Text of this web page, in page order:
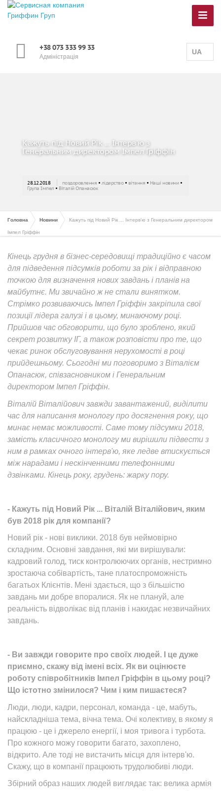
UA
+38 073 333 99 33
Адміністрація
Кажуть під Новий Рік ... Інтерв'ю з
Генеральним директором Імпел Гріффін
28.12.2018 поздоровлення • лідерство• вітання • Наші новини•
Група Імпел • Віталій Опанасюк
Головна Новини Кажуть під Новий Рік ... Інтерв'ю з Генеральним директором
Імпел Гріффін
Кінець грудня в бізнес-середовищі традиційно є часом
для підведення підсумків роботи за рік і відправною
точкою для визначення нових завдань і планів на
майбутнє. Ми звичайно ж не стали винятком.
Стрімко розвиваючись Імпел Гріффін закріпила свої
позиції лідера галузі і в цьому, минаючому році.
Прийшов час обговорити, що було зроблено, який
секрет розвитку ІГ, а також розповісти про те, що
чекає ринок обслуговування нерухомості в році
прийдешньому. Сьогодні ми поговоримо з Віталієм
Опанасюк, співзасновником і Генеральним
директором Імпел Гріффін.
Віталій Віталійович завжди завантажений, виділити
час для написання монологу про досягнення року, що
минає немає можливості. Саме тому підсумки 2018,
замість класичного монологу ми вирішили підвести з
ним в рамках очного інтерв'ю, яке ледве втискується
між нарадами і нескінченними телефонними
дзвінками. Кінець року, грудень: жарку пору.
- Кажуть під Новий Рік ... Віталій Віталійович, яким
був 2018 рік для компанії?
Новий рік - нові виклики. 2018 був неймовірно
складним. Основні завдання, які ми вирішували:
кадровий голод, тиск контролюючих органів, нестримно
зростаюча собівартість, тане платоспроможність
багатьох Клієнтів. Мені здається, що з більшістю
завдань ми добре впоралися. Як не плануй, але
реальність відволікає від планів і накидає незвичайних
завдань.
- Ви завжди говорите про своїх людей. І це дуже
приємно, скажу від імені всіх. Як ви оцінюєте
роботу співробітників Імпел Гріффін в цьому році?
Що істотно змінилося? Чим і ким пишаєтеся?
Люди, люди, кадри, персонал, команда - це, мабуть,
найскладніша тема, вічна тема. Очі колективу, в якому я
працюю - це і джерело енергії, і моя тривога і турбота.
Про кожного можу говорити багато, захоплено,
відкрито. Але тоді не вистачить місця для інтерв'ю.
Скажу, що в компанії працюють трудолюбиві люди.
Збірний образ наших людей виглядає так: велика армія